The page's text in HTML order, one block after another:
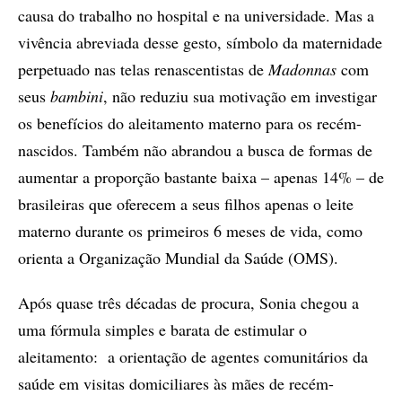
causa do trabalho no hospital e na universidade. Mas a
vivência abreviada desse gesto, símbolo da maternidade
perpetuado nas telas renascentistas deMadonnas com
seus bambini, não reduziu sua motivação em investigar
os benefícios do aleitamento materno para os recém-
nascidos. Também não abrandou a busca de formas de
aumentar a proporção bastante baixa – apenas 14% – de
brasileiras que oferecem a seus filhos apenas o leite
materno durante os primeiros 6 meses de vida, como
orienta a Organização Mundial da Saúde (OMS).
Após quase três décadas de procura, Sonia chegou a
uma fórmula simples e barata de estimular o
aleitamento: a orientação de agentes comunitários da
saúde em visitas domiciliares às mães de recém-